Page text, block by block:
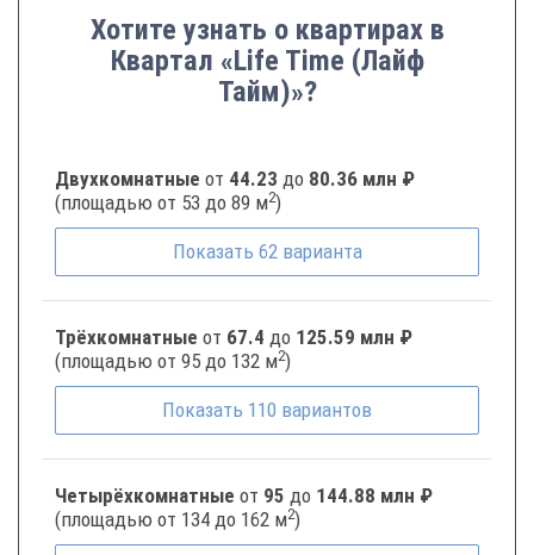
Хотите узнать о квартирах в
Квартал «Life Time (Лайф
Тайм)»?
Двухкомнатные от 44.23 до 80.36 млн ₽
(площадью от 53 до 89 м2)
Показать 62 варианта
Трёхкомнатные от 67.4 до 125.59 млн ₽
(площадью от 95 до 132 м2)
Показать 110 вариантов
Четырёхкомнатные от 95 до 144.88 млн ₽
(площадью от 134 до 162 м2)